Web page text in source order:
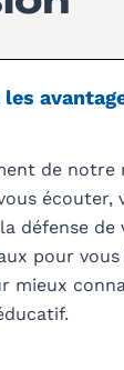
de notre
écouter,
défense de
pour
mieux